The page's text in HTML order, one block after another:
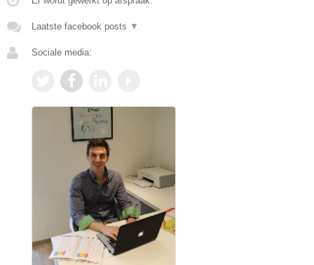
Laatste facebook posts ▼
Sociale media: